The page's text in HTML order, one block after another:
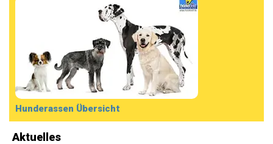
Hunderassen Übersicht
Aktuelles